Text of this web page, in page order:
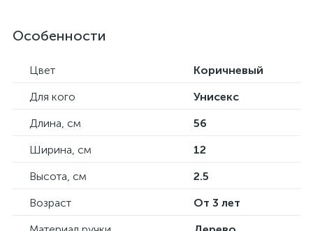
Особенности
Цвет
Коричневый
Для кого
Унисекс
Длина, см
56
Ширина, см
12
Высота, см
2.5
Возраст
От 3 лет